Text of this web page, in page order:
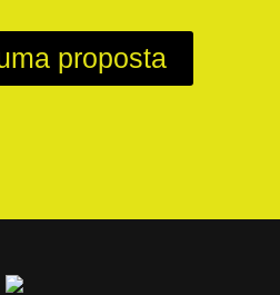
proposta